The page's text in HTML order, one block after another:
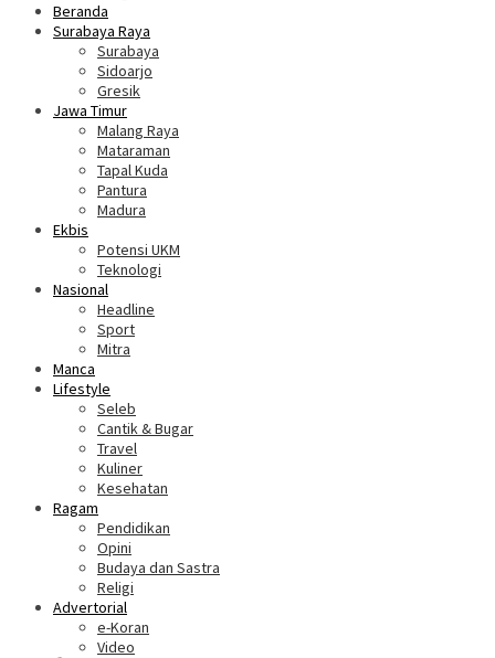
Beranda
Surabaya Raya
Surabaya
Sidoarjo
Gresik
Jawa Timur
Malang Raya
Mataraman
Tapal Kuda
Pantura
Madura
Ekbis
Potensi UKM
Teknologi
Nasional
Headline
Sport
Mitra
Manca
Lifestyle
Seleb
Cantik & Bugar
Travel
Kuliner
Kesehatan
Ragam
Pendidikan
Opini
Budaya dan Sastra
Religi
Advertorial
e-Koran
Video